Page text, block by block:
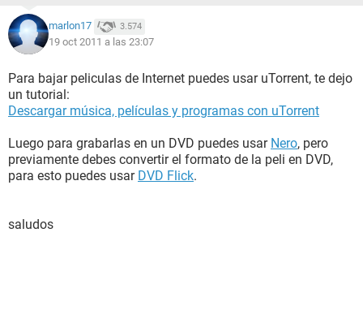
marlon17 3.574
19 oct 2011 a las 23:07
Para bajar peliculas de Internet puedes usar uTorrent, te dejo
un tutorial:
Descargar música, películas y programas con uTorrent
Luego para grabarlas en un DVD puedes usar Nero, pero
previamente debes convertir el formato de la peli en DVD,
para esto puedes usar DVD Flick.
saludos